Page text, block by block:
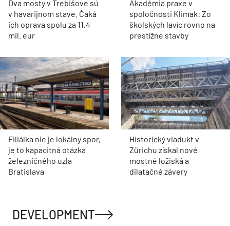
Dva mosty v Trebišove sú
v havarijnom stave. Čaká
ich oprava spolu za 11,4
mil. eur
Akadémia praxe v
spoločnosti Klimak: Zo
školských lavíc rovno na
prestížne stavby
Filiálka nie je lokálny spor,
je to kapacitná otázka
železničného uzla
Bratislava
Historický viadukt v
Zürichu získal nové
mostné ložiská a
dilatačné závery
DEVELOPMENT